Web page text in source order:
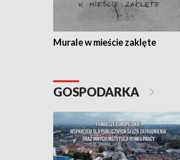
Murale w mieście zaklęte
GOSPODARKA